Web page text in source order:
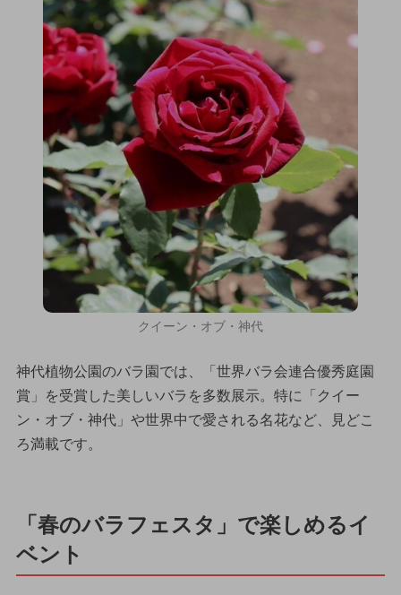
クイーン・オブ・神代
神代植物公園のバラ園では、「世界バラ会連合優秀庭園
賞」を受賞した美しいバラを多数展示。特に「クイー
ン・オブ・神代」や世界中で愛される名花など、見どこ
ろ満載です。
「春のバラフェスタ」で楽しめるイ
ベント